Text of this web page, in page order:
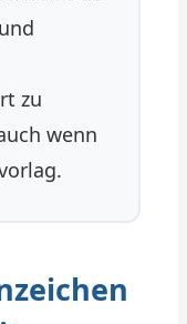
zu
wenn